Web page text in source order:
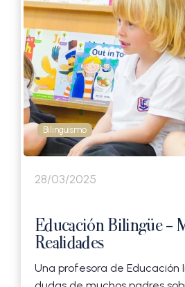
Bilinguismo
28/03/2025
Educación Bilingüe -
Realidades
Una profesora de Educación